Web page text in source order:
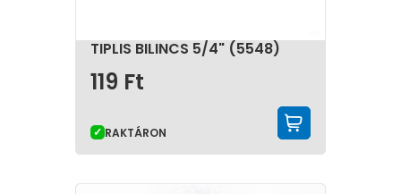
TIPLIS BILINCS 5/4" (5548)
119 Ft
RAKTÁRON